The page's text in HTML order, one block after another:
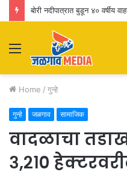
बोरी नदीपात्रात बुडून ४० वर्षीय
Menu
Home / गुन्हे
गुन्हे जळगाव सामाजिक
वादळाचा
३,२१०